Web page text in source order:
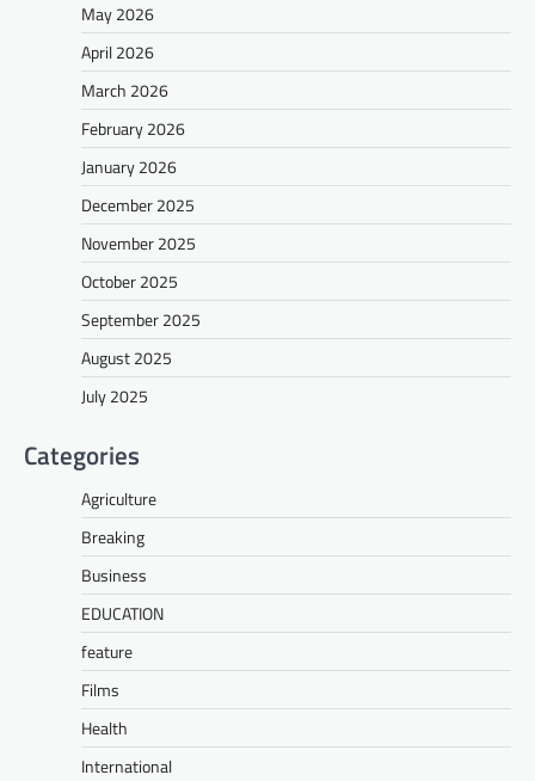
May 2026
April 2026
March 2026
February 2026
January 2026
December 2025
November 2025
October 2025
September 2025
August 2025
July 2025
Categories
Agriculture
Breaking
Business
EDUCATION
feature
Films
Health
International